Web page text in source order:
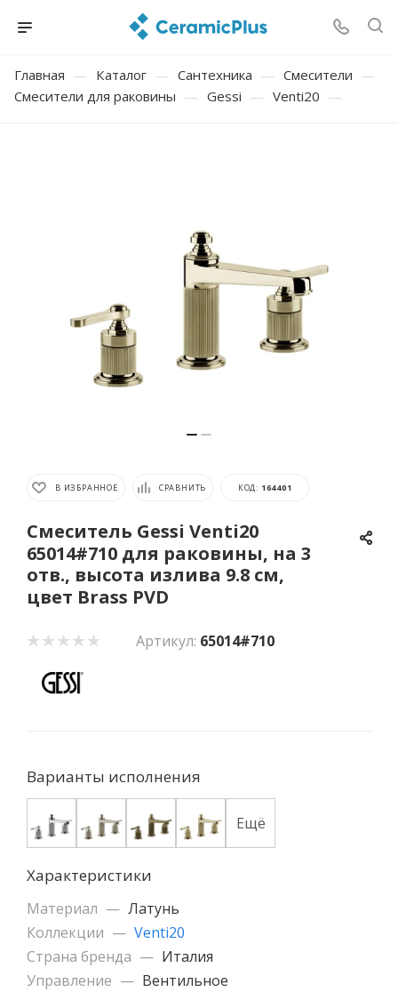
Главная — Каталог — Сантехника — Смесители —
Смесители для раковины — Gessi — Venti20 —
В ИЗБРАННОЕ СРАВНИТЬ КОД: 164401
Смеситель Gessi Venti20
65014#710 для раковины, на 3
отв., высота излива 9.8 см,
цвет Brass PVD
Артикул: 65014#710
Варианты исполнения
Ещё
Характеристики
Материал — Латунь
Коллекции — Venti20
Страна бренда — Италия
Управление — Вентильное